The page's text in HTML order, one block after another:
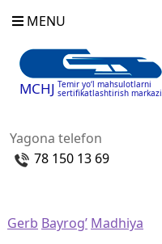
MENU
MCHJ Temir yo‘l mahsulotlarni
sertifikatlashtirish markazi
Yagona telefon
78 150 13 69
Gerb Bayrog’ Madhiya